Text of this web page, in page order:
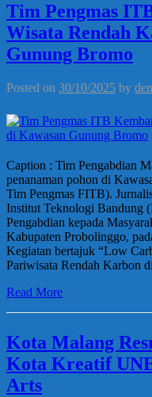
Tim Pengmas
Wisata Rendah
Gunung Bromo
Posted on 30/10/2025 by
Caption : Tim Pengabdian
penanaman pohon di
Tim Pengmas FITB).
Institut Teknologi Bandung
Pengabdian kepada
Kabupaten Probolinggo,
Kegiatan bertajuk “Low
Pariwisata Rendah Karbon
Read More
Kota Malang
Kota Kreatif
Arts